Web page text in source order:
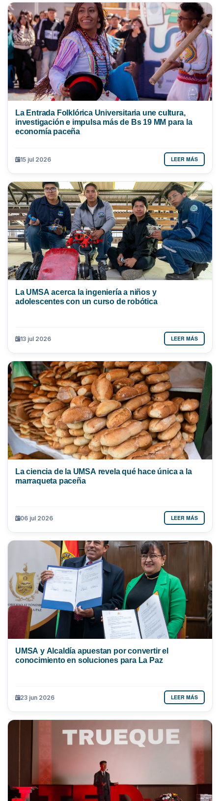
La Entrada Folklórica Universitaria une cultura,
investigación e impulsa más de Bs 19 MM para la
economía paceña
15 jul 2026 LEER MÁS
La UMSA acerca la ingeniería a niños y
adolescentes con un curso de robótica
13 jul 2026 LEER MÁS
La ciencia de la UMSA revela qué hace única a la
marraqueta paceña
06 jul 2026 LEER MÁS
UMSA y Alcaldía apuestan por convertir el
conocimiento en soluciones para La Paz
23 jun 2026 LEER MÁS